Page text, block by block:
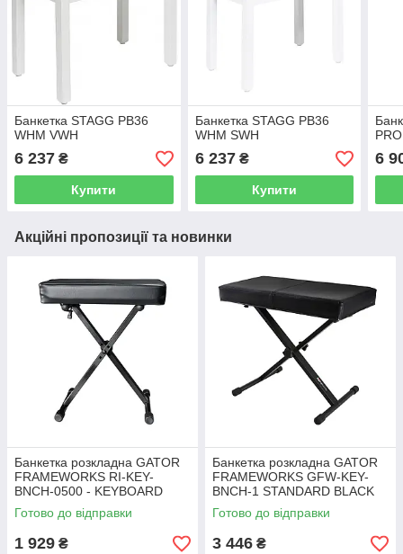
Банкетка STAGG PB36
WHM VWH
6 237 ₴
Купити
Банкетка STAGG PB36
WHM SWH
6 237₴
Купити
6
Акційні пропозиції та новинки
Банкетка розкладна GATOR
FRAMEWORKS RI-KEY-
BNCH-0500 - KEYBOARD
BENCH
Готово до відправки
1 929 ₴
Банкетка розкладна GATOR
FRAMEWORKS GFW-KEY-
BNCH-1 STANDARD BLACK
KEYBOARD BENCH
Готово до відправки
3 446 ₴